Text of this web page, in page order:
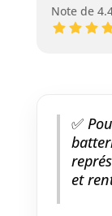
Note de
✅
et